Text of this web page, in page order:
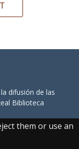
them or use an
difusión de las
Biblioteca